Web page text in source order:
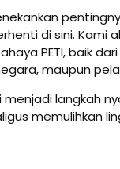
di sini. Kami
PETI, baik
maupun
menjadi langkah
memulihkan